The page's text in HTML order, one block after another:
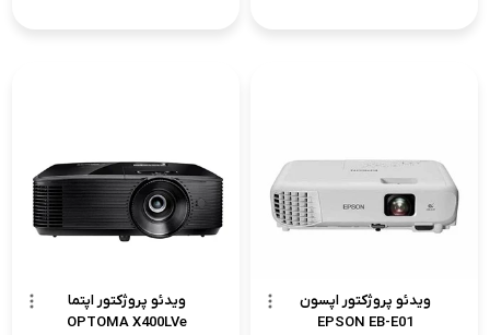
ویدئو پروژکتور اپسون
EPSON EB-E01
ویدئو پروژکتور اپتما
OPTOMA X400LVe